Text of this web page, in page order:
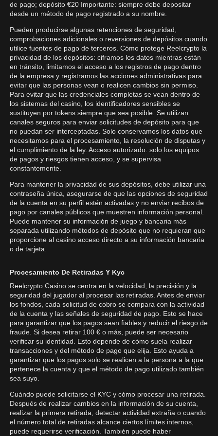
de pago; depósito €20 Importante: siempre debe depositar
desde un método de pago registrado a su nombre.
Pueden producirse algunas retenciones de seguridad,
comprobaciones adicionales o reversiones de depósitos cuando
utilice fuentes de pago de terceros. Cómo protege Reelcrypto la
privacidad de los depósitos: ciframos los datos mientras están
en tránsito, limitamos el acceso a los registros de pago dentro
de la empresa y registramos las acciones administrativas para
evitar que las personas vean o realicen cambios sin permiso.
Para evitar que las credenciales completas se vean dentro de
los sistemas del casino, los identificadores sensibles se
sustituyen por tokens siempre que sea posible. Se utilizan
canales seguros para enviar solicitudes de depósito para que
no puedan ser interceptadas. Solo conservamos los datos que
necesitamos para el procesamiento, la resolución de disputas y
el cumplimiento de la ley. Acceso autorizado: solo los equipos
de pagos y riesgos tienen acceso, y se supervisa
constantemente.
Para mantener la privacidad de sus depósitos, debe utilizar una
contraseña única, asegurarse de que las opciones de seguridad
de la cuenta en su perfil estén activadas y no enviar recibos de
pago por canales públicos que muestren información personal.
Puede mantener su información de juego y bancaria más
separada utilizando métodos de depósito que no requieran que
proporcione al casino acceso directo a su información bancaria
o de tarjeta.
Procesamiento De Retiradas Y Kyc
Reelcrypto Casino se centra en la velocidad, la precisión y la
seguridad del jugador al procesar las retiradas. Antes de enviar
los fondos, cada solicitud de cobro se compara con la actividad
de la cuenta y las señales de seguridad de pago. Esto se hace
para garantizar que los pagos sean fiables y reducir el riesgo de
fraude. Si desea retirar 100 € o más, puede ser necesario
verificar su identidad. Esto depende de cómo suela realizar
transacciones y del método de pago que elija. Esto ayuda a
garantizar que los pagos solo se realicen a la persona a la que
pertenece la cuenta y que el método de pago utilizado también
sea suyo.
Cuándo puede solicitarse el KYC y cómo procesar una retirada.
Después de realizar cambios en la información de su cuenta,
realizar la primera retirada, detectar actividad extraña o cuando
el número total de retiradas alcance ciertos límites internos,
puede requerirse verificación. También puede haber